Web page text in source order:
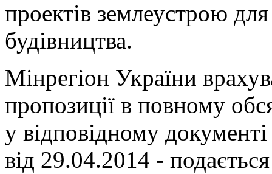
проектів землеустрою
будівництва.
Мінрегіон України
пропозиції в повному
у відповідному
від 29.04.2014 -